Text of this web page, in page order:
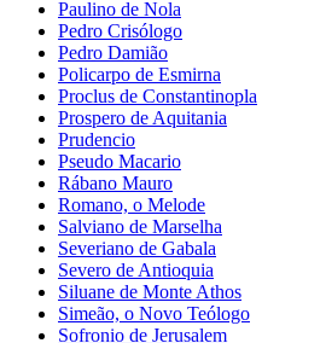
Paulino de Nola
Pedro Crisólogo
Pedro Damião
Policarpo de Esmirna
Proclus de Constantinopla
Prospero de Aquitania
Prudencio
Pseudo Macario
Rábano Mauro
Romano, o Melode
Salviano de Marselha
Severiano de Gabala
Severo de Antioquia
Siluane de Monte Athos
Simeão, o Novo Teólogo
Sofronio de Jerusalem